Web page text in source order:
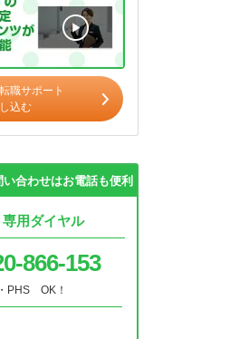
職サポート
込む
合わせはお電話も便利
用ダイヤル
866-153
PHS OK！